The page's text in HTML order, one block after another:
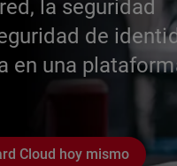
la seguridad
de
en una
Cloud hoy mismo